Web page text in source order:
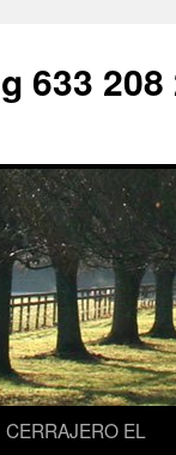
633 208
CERRAJERO EL